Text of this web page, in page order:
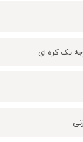
یک کره ای